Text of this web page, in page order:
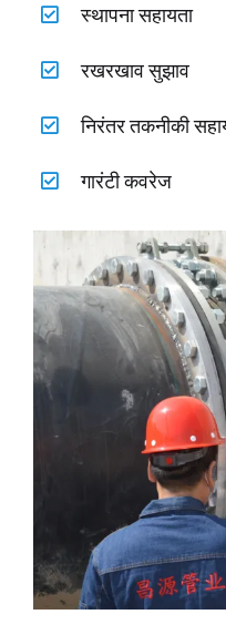
स्थापना सहायता
रखरखाव सुझाव
निरंतर तकनीकी
गारंटी कवरेज